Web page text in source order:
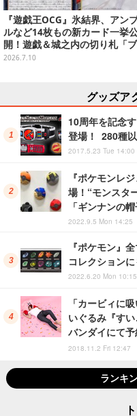
『遊戯王OCG』氷結界、アン
ルなど14枚もの新カード一挙
開！遊戯＆城之内の切り札「
ック・デーモンズ・ドラゴン」
2026.7.10
グッズア
10周年を記念
登場！ 280種
2017.5.23 Tue 14:00
『ポケモンレ
場！“モンスタ
「ギンナンの
2022.9.5 Mon 14:25
『ポケモン』
コレクション
2022.6.20 Mon 10:15
「カービィに
いぐるみ『す
バンダイにて
2018.11.2 Fri 12:47
ランキ